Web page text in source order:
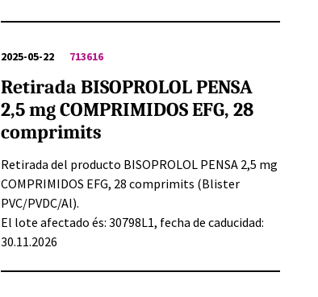
2025-05-22 713616
Retirada BISOPROLOL PENSA
2,5 mg COMPRIMIDOS EFG, 28
comprimits
Retirada del producto BISOPROLOL PENSA 2,5 mg
COMPRIMIDOS EFG, 28 comprimits (Blister
PVC/PVDC/Al).
El lote afectado és: 30798L1, fecha de caducidad:
30.11.2026